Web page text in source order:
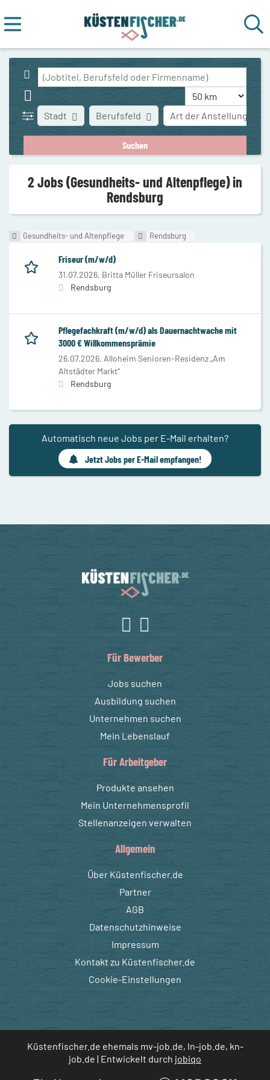
Stadt Art der Anstellung
Berufsfeld
2 Jobs (Gesundheits- und Altenpflege) in
Rendsburg
Gesundheits- und Altenpflege Rendsburg
Friseur (m/w/d)
31.07.2026, Britta Müller Friseursalon
Rendsburg
Pflegefachkraft (m/w/d) als Dauernachtwache mit
3000 € Willkommensprämie
26.07.2026, Alloheim Senioren-Residenz „Am
Altstädter Markt“
Rendsburg
Automatisch neue Jobs per E-Mail erhalten?
Jetzt Jobs per E-Mail empfangen!
Für Bewerber
Jobs suchen
Ausbildung suchen
Unternehmen suchen
Mein Lebenslauf
Für Arbeitgeber
Produkte ansehen
Mein Unternehmensprofil
Stellenanzeigen verwalten
Allgemein
Über Küstenfischer.de
Partner
AGB
Datenschutzhinweise
Impressum
Kontakt zu Küstenfischer.de
Cookie-Einstellungen
Küstenfischer.de ehemals mv-job.de, ln-job.de, kn-
job.de | Entwickelt durch jobiqo